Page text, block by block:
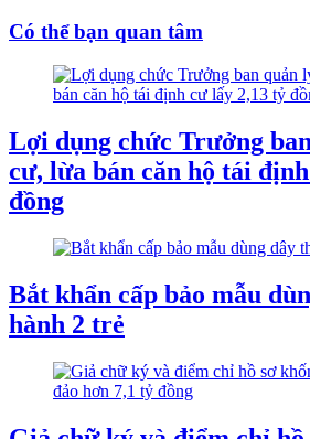
Có thể bạn quan tâm
Lợi dụng chức Trưởng
cư, lừa bán căn hộ tái
đồng
Bắt khẩn cấp bảo mẫu
hành 2 trẻ